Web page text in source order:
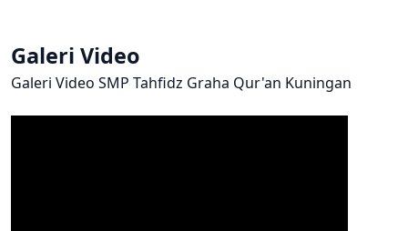
Galeri Video
Galeri Video SMP Tahfidz Graha Qur'an Kuningan